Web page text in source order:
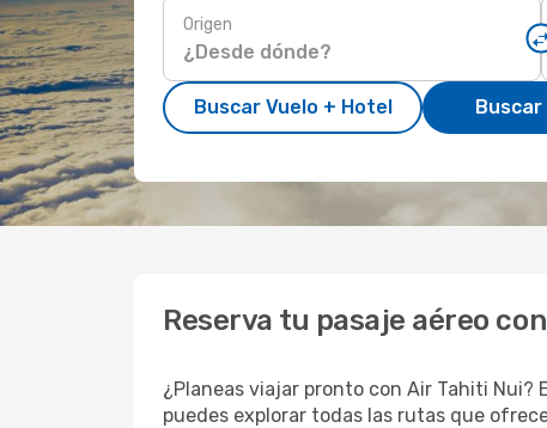
Origen
Buscar Vuelo + Hotel
Reserva tu pasaje aéreo
¿Planeas viajar pronto con Air Tahiti
puedes explorar todas las rutas que